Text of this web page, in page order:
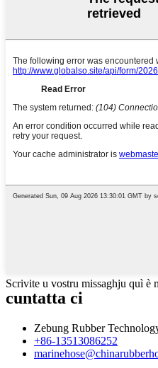
Scrivite u vostru missaghju quì è
cuntatta ci
Zebung Rubber
+86-13513086252